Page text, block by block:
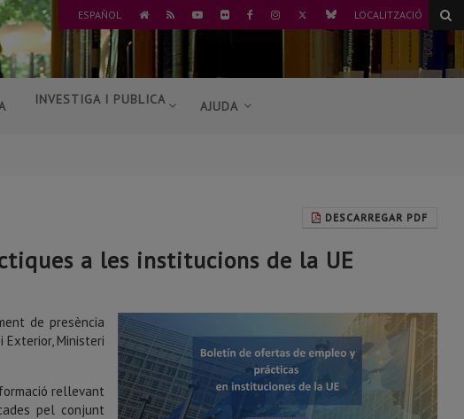
ESPAÑOL
ANARRSS YOUTUBE
FLICKRFACEBOOK
INSTAGRAM
TWITTERBLUESKY
LOCALITZACIÓ
INVESTIGA I PUBLICA AJUDA
DESCARREGAR PDF
a les institucions de la UE
de presència
Exterior, Ministeri
rellevant
pel conjunt